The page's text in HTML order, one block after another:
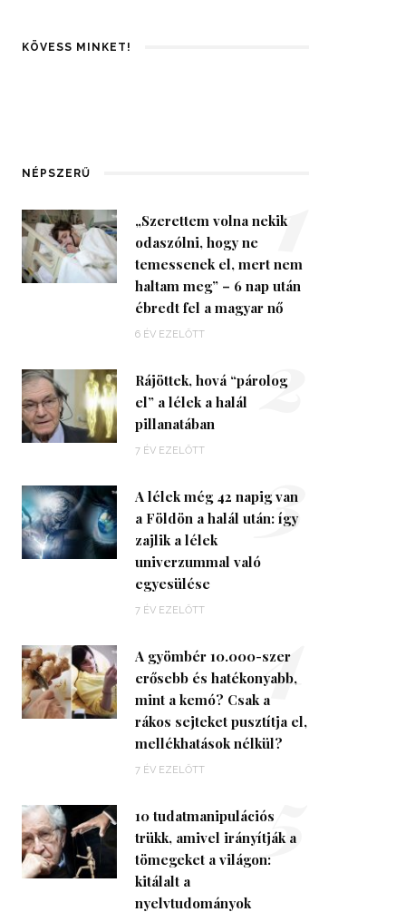
KÖVESS MINKET!
NÉPSZERŰ
„Szerettem volna nekik
odaszólni, hogy ne
temessenek el, mert nem
haltam meg” – 6 nap után
ébredt fel a magyar nő
6 ÉV EZELŐTT
1
Rájöttek, hová “párolog
el” a lélek a halál
pillanatában
7 ÉV EZELŐTT
2
A lélek még 42 napig van
a Földön a halál után: így
zajlik a lélek
univerzummal való
egyesülése
7 ÉV EZELŐTT
3
A gyömbér 10.000-szer
erősebb és hatékonyabb,
mint a kemó? Csak a
rákos sejteket pusztítja el,
mellékhatások nélkül?
7 ÉV EZELŐTT
4
10 tudatmanipulációs
trükk, amivel irányítják a
tömegeket a világon:
kitálalt a
nyelvtudományok
5